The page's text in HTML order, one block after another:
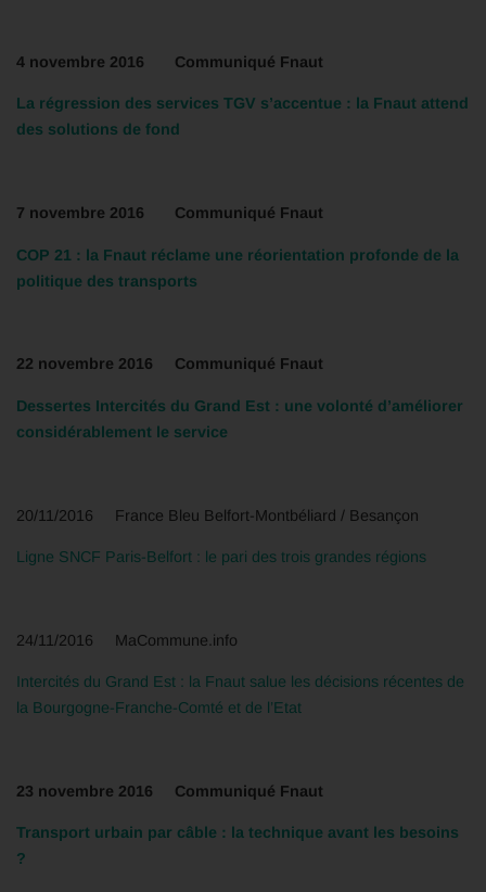
4 novembre 2016 Communiqué Fnaut
La régression des services TGV s’accentue : la Fnaut attend
des solutions de fond
7 novembre 2016 Communiqué Fnaut
COP 21 : la Fnaut réclame une réorientation profonde de la
politique des transports
22 novembre 2016 Communiqué Fnaut
Dessertes Intercités du Grand Est : une volonté d’améliorer
considérablement le service
20/11/2016 France Bleu Belfort-Montbéliard / Besançon
Ligne SNCF Paris-Belfort : le pari des trois grandes régions
24/11/2016 MaCommune.info
Intercités du Grand Est : la Fnaut salue les décisions récentes de
la Bourgogne-Franche-Comté et de l’Etat
23 novembre 2016 Communiqué Fnaut
Transport urbain par câble : la technique avant les besoins
?